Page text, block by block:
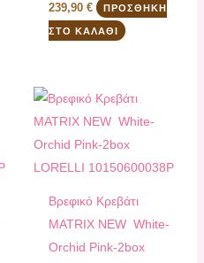
239,90 € ΠΡΟΣΘΉΚΗ
ΣΤΟ ΚΑΛΆΘΙ
Bρεφικό Κρεβάτι
ΜATRIX NEW White-
Orchid Pink-2box